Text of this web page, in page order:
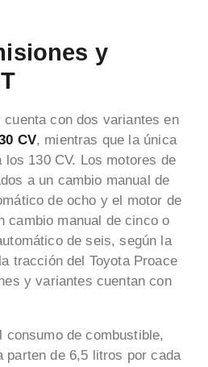
y
cuenta con dos variantes en
CV, mientras que la única
130 CV. Los motores de
a un cambio manual de
de ocho y el motor de
cambio manual de cinco o
de seis, según la
tracción del Toyota Proace
y variantes cuentan con
consumo de combustible,
parten de 6,5 litros por cada